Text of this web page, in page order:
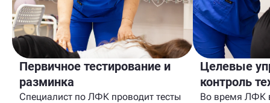
Первичное тестирование и
разминка
Специалист по ЛФК проводит тесты
Целевые
контроль
Во время ЛФК